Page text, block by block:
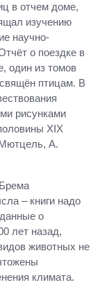
в отчем доме,
изучению
научно-
о поездке в
один из томов
птицам. В
рисунками
XIX
Мютцель, А.
– книги надо
о
лет назад,
животных не
климата.